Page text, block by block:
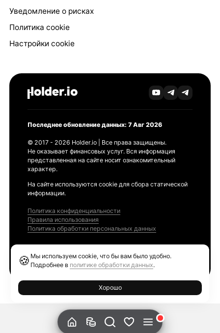
Уведомление о рисках
Политика cookie
Настройки cookie
Последнее обновление данных: 7 Авг 2026
© 2017 - 2026 Holder.io | Все права защищены.
Не оказывает финансовых услуг. Вся информация
представленная на сайте носит ознакомительный
характер.
На сайте используются cookie для сбора статической
информации.
Политика конфиденциальности
Правила использования
Политика обработки персональных данных
🍪 Мы используем cookie, что бы вам было удобно.
Подробнее в политике обработки данных.
Хорошо
Ethereum GAS Tracker